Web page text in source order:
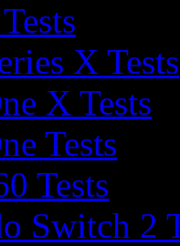
X Tests
X Tests
Tests
Tests
Switch 2